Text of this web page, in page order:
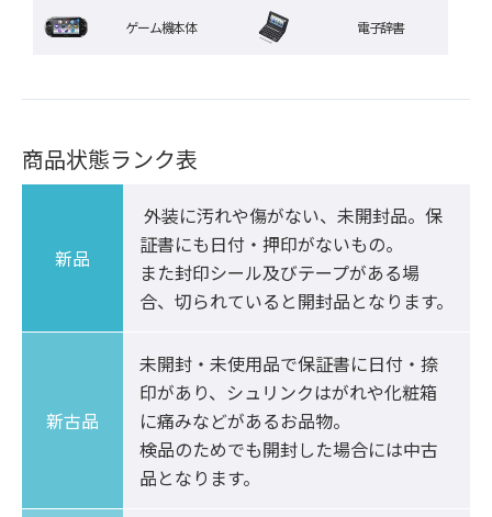
ゲーム機本体 電子辞書
商品状態ランク表
新品
証書にも日付・押印がないもの。
また封印シール及びテープがある場
合、切られていると開封品となります。
新古品
未開封・未使用品で保証書に日付・捺
印があり、シュリンクはがれや化粧箱
に痛みなどがあるお品物。
検品のためでも開封した場合には中古
品となります。